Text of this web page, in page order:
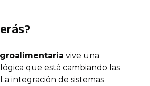
vive una
que está cambiando las
integración de sistemas